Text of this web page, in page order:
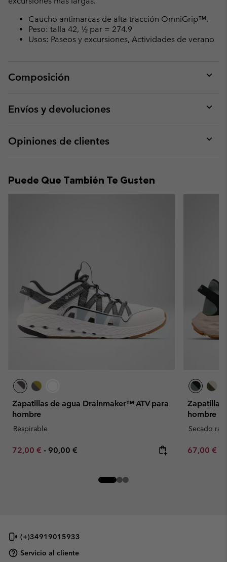
Caucho antimarcas de alta tracción OmniGrip™.
Peso: talla 42, ½ par = 274.9
Usos: Paseos y excursiones, Actividades de verano
Composición
or
Envíos y devoluciones
or
Opiniones de clientes
or
Puede Que También Te Gusten
Zapatillas de agua Drainmaker™ ATV para
hombre
Respirable
Minimum sale price:
72,00 € - Maximum price:
90,00 €
Zapatilla
hombre
Secado
Minimum
67,00 €
(+)34919015933
Servicio al cliente